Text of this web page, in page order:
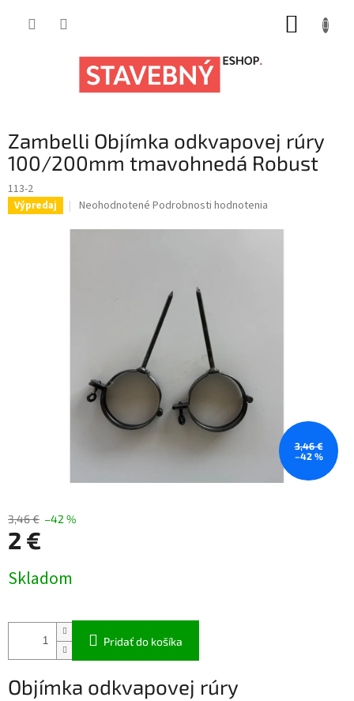
Zambelli Objímka odkvapovej rúry
100/200mm tmavohnedá Robust
113-2
Výpredaj
Priemerné
produktu
Neohodnotené Podrobnosti hodnotenia
3,46 €
–42 %
3,46 € –42 %
2 €
cena:
Skladom
Pridať do košíka
Objímka odkvapovej rúry